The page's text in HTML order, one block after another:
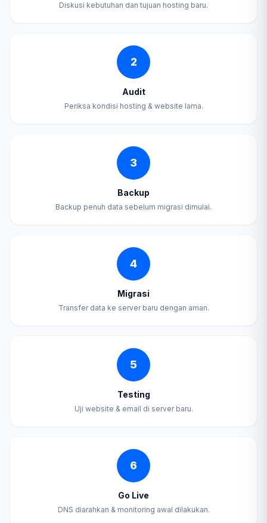
Diskusi kebutuhan dan tujuan hosting baru.
2
Audit
Periksa kondisi hosting & website lama.
3
Backup
Backup penuh data sebelum migrasi dimulai.
4
Migrasi
Transfer data ke server baru dengan aman.
5
Testing
Uji website & email di server baru.
6
Go Live
DNS diarahkan & monitoring awal dilakukan.